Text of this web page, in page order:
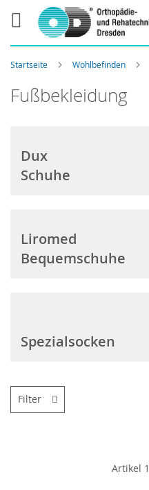
Startseite Wohlbefinden
Fußbekleidung
Dux
Schuhe
Liromed
Bequemschuhe
Spezialsocken
Artikel 1
Filter